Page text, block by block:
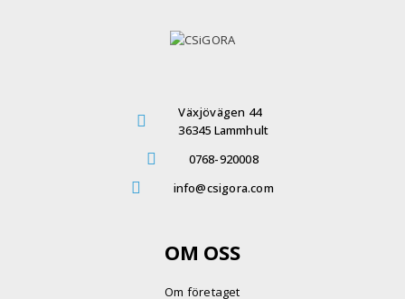
Växjövägen 44
36345 Lammhult
0768-920008
info@csigora.com
OM OSS
Om företaget